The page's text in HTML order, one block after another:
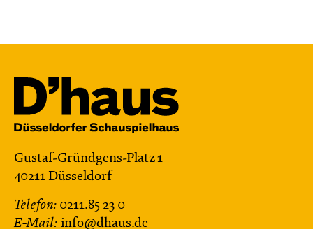
Leenders
Karten
So, 25.10. / 16:00 – 17:00
FAMILIENVORSTELLUNG
Gustaf-Gründgens-Platz 1
40211 Düsseldorf
Telefon: 0211.85 23 0
E-Mail: info@dhaus.de